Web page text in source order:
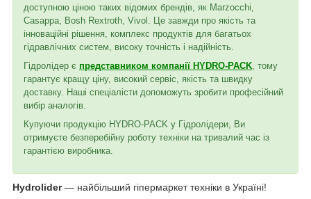
доступною ціною таких відомих брендів, як Marzocchi,
Casappa, Bosh Rextroth, Vivol. Це завжди про якість та
інноваційні рішення, комплекс продуктів для багатьох
гідравлічних систем, високу точність і надійність.
Гідролідер є представником компанії HYDRO-PACK , тому
гарантує кращу ціну, високий сервіс, якість та швидку
доставку. Наші спеціалісти допоможуть зробити професійний
вибір аналогів.
Купуючи продукцію HYDRO-PACK у Гідролідери, Ви
отримуєте безперебійну роботу техніки на тривалий час із
гарантією виробника.
Hydrolider— найбільший гіпермаркет техніки в Україні!